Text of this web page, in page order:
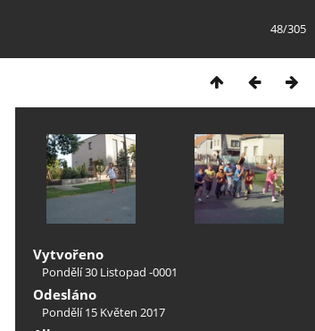
48/305
Vytvořeno
Pondělí 30 Listopad -0001
Odesláno
Pondělí 15 Květen 2017